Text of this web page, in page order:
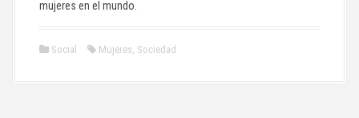
mujeres en el mundo.
Social Mujeres, Sociedad